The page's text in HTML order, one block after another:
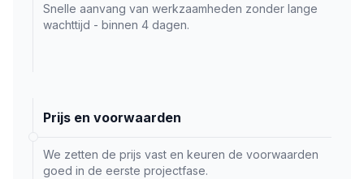
Snelle aanvang van werkzaamheden zonder lange
wachttijd - binnen 4 dagen.
Prijs en voorwaarden
We zetten de prijs vast en keuren de voorwaarden
goed in de eerste projectfase.